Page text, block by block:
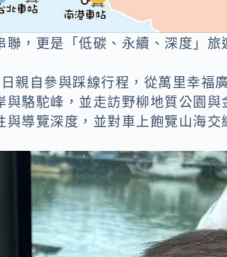
聯，更是「低碳、永續、深度」
親自參與踩線行程，從萬里幸福
與駱駝峰，並走訪野柳地質公園
與導覽深度，並對車上飽覽山海交